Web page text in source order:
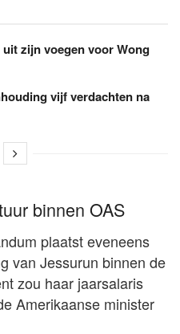
zijn voegen voor Wong
vijf verdachten na
binnen OAS
plaatst eveneens
van Jessurun binnen de
zou haar jaarsalaris
Amerikaanse minister